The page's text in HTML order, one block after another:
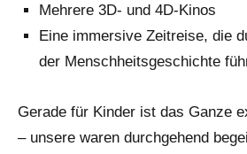
Mehrere 3D- und 4D-Kinos
Eine immersive Zeitreise, die
der Menschheitsgeschichte
Gerade für Kinder ist das Ganze
– unsere waren durchgehend